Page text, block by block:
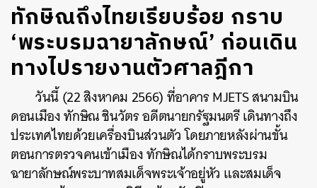
ทักษิณถึงไทยเรียบร้อย กราบ
‘พระบรมฉายาลักษณ์’ ก่อนเดิน
ทางไปรายงานตัวศาลฎีกา
วันนี้ (22 สิงหาคม 2566) ที่อาคาร MJETS สนามบิน
ดอนเมือง ทักษิณ ชินวัตร อดีตนายกรัฐมนตรี เดินทางถึง
ประเทศไทยด้วยเครื่องบินส่วนตัว โดยภายหลังผ่านขั้น
ตอนการตรวจคนเข้าเมือง ทักษิณได้กราบพระบรม
ฉายาลักษณ์พระบาทสมเด็จพระเจ้าอยู่หัว และสมเด็จ